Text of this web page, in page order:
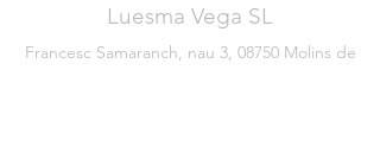
Luesma Vega SL
Francesc Samaranch, nau 3, 08750 Molins de